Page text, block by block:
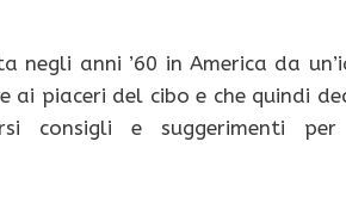
negli anni ’60 in America da
ai piaceri del cibo e che quindi
consigli e suggerimenti